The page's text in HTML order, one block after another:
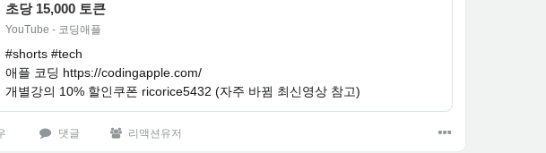
초당 15,000 토큰
YouTube - 코딩애플
#shorts #tech
애플 코딩 https://codingapple.com/
개별강의 10% 할인쿠폰 ricorice5432 (자주 바뀜 최신영상 참고)
댓글 리액션유저